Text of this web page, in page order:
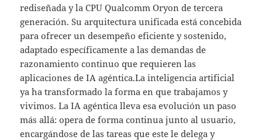
rediseñada y la CPU Qualcomm Oryon de tercera
generación. Su arquitectura unificada está concebida
para ofrecer un desempeño eficiente y sostenido,
adaptado específicamente a las demandas de
razonamiento continuo que requieren las
aplicaciones de IA agéntica.La inteligencia artificial
ya ha transformado la forma en que trabajamos y
vivimos. La IA agéntica lleva esa evolución un paso
más allá: opera de forma continua junto al usuario,
encargándose de las tareas que este le delega y